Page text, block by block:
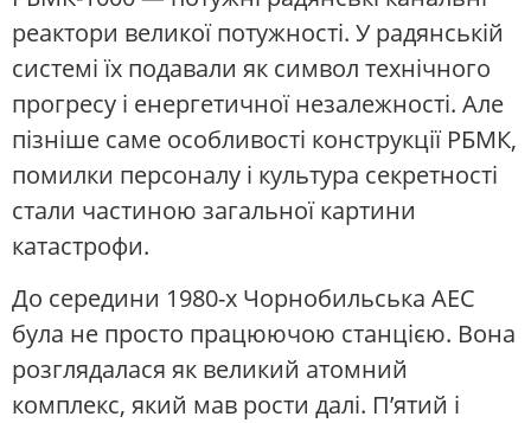
реактори великої потужності. У радянській
системі їх подавали як символ технічного
прогресу і енергетичної незалежності. Але
пізніше саме особливості конструкції РБМК,
помилки персоналу і культура секретності
стали частиною загальної картини
катастрофи.
До середини 1980-х Чорнобильська АЕС
була не просто працюючою станцією. Вона
розглядалася як великий атомний
комплекс, який мав рости далі. П’ятий і